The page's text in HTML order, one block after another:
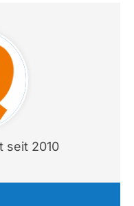
seit 2010